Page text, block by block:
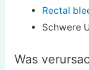
Rectal
Schwere
Was